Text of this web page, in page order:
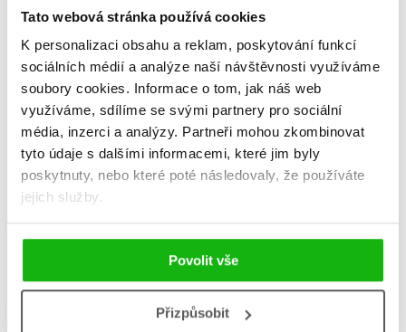
Tato webová stránka používá cookies
K personalizaci obsahu a reklam, poskytování funkcí
sociálních médií a analýze naší návštěvnosti využíváme
soubory cookies. Informace o tom, jak náš web
využíváme, sdílíme se svými partnery pro sociální
média, inzerci a analýzy. Partneři mohou zkombinovat
tyto údaje s dalšími informacemi, které jim byly
poskytnuty, nebo které poté následovaly, že používáte
jejich služby.
Povolit vše
Přizpůsobit